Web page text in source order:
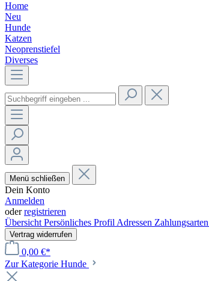
Home
Neu
Hunde
Katzen
Neoprenstiefel
Diverses
Menü schließen
Dein Konto
Anmelden
oderregistrieren
ÜbersichtPersönliches ProfilAdressen Zahlungsarten
Vertrag widerrufen
0,00 €*
Zur Kategorie Hunde